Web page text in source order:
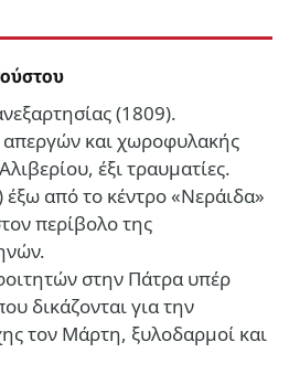
(1809).
απεργών και χωροφυλακής
έξι τραυματίες.
από το κέντρο «Νεράιδα»
περίβολο της
στην Πάτρα υπέρ
δικάζονται για την
τον Μάρτη, ξυλοδαρμοί και